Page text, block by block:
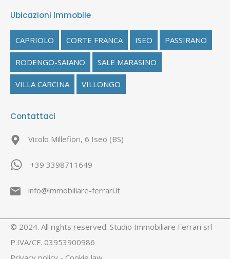
Ubicazioni Immobile
CAPRIOLO CORTE FRANCA ISEO PASSIRANO
RODENGO-SAIANO SALE MARASINO
VILLA CARCINA VILLONGO
Contattaci
Vicolo Millefiori, 6 Iseo (BS)
+39 3398711649
info@immobiliare-ferrari.it
© 2024. All rights reserved. Studio Immobiliare Ferrari srl -
P.IVA/CF. 03953900986